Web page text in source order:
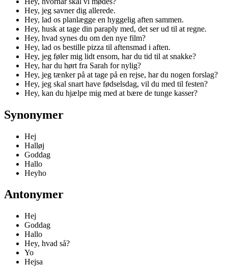
Hey, jeg savner dig allerede.
Hey, lad os planlægge en hyggelig aften sammen.
Hey, husk at tage din paraply med, det ser ud til at regne.
Hey, hvad synes du om den nye film?
Hey, lad os bestille pizza til aftensmad i aften.
Hey, jeg føler mig lidt ensom, har du tid til at snakke?
Hey, har du hørt fra Sarah for nylig?
Hey, jeg tænker på at tage på en rejse, har du nogen forslag?
Hey, jeg skal snart have fødselsdag, vil du med til festen?
Hey, kan du hjælpe mig med at bære de tunge kasser?
Synonymer
Hej
Halløj
Goddag
Hallo
Heyho
Antonymer
Hej
Goddag
Hallo
Hey, hvad så?
Yo
Hejsa